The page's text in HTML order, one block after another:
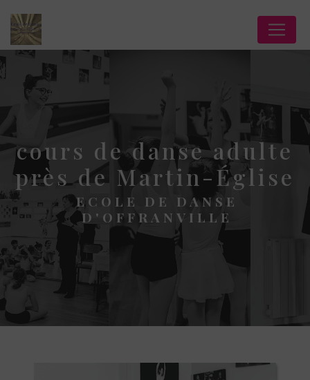
cours de danse adulte
près de Martin-Église
ECOLE DE DANSE
D'OFFRANVILLE